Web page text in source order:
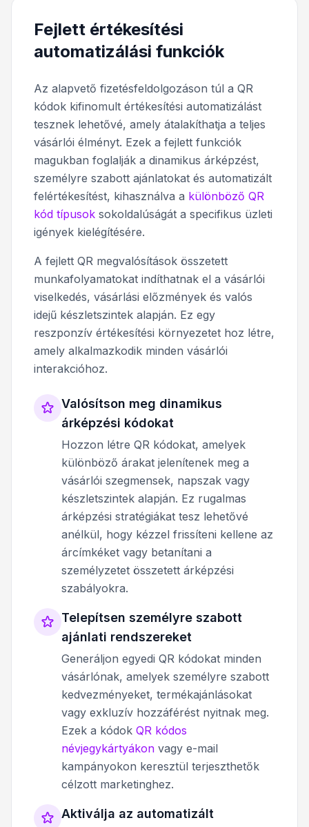
Fejlett értékesítési
automatizálási funkciók
Az alapvető fizetésfeldolgozáson túl a QR
kódok kifinomult értékesítési automatizálást
tesznek lehetővé, amely átalakíthatja a teljes
vásárlói élményt. Ezek a fejlett funkciók
magukban foglalják a dinamikus árképzést,
személyre szabott ajánlatokat és automatizált
felértékesítést, kihasználva a különböző QR
kód típusok sokoldalúságát a specifikus üzleti
igények kielégítésére.
A fejlett QR megvalósítások összetett
munkafolyamatokat indíthatnak el a vásárlói
viselkedés, vásárlási előzmények és valós
idejű készletszintek alapján. Ez egy
reszponzív értékesítési környezetet hoz létre,
amely alkalmazkodik minden vásárlói
interakcióhoz.
Valósítson meg dinamikus
árképzési kódokat
Hozzon létre QR kódokat, amelyek
különböző árakat jelenítenek meg a
vásárlói szegmensek, napszak vagy
készletszintek alapján. Ez rugalmas
árképzési stratégiákat tesz lehetővé
anélkül, hogy kézzel frissíteni kellene az
árcímkéket vagy betanítani a
személyzetet összetett árképzési
szabályokra.
Telepítsen személyre szabott
ajánlati rendszereket
Generáljon egyedi QR kódokat minden
vásárlónak, amelyek személyre szabott
kedvezményeket, termékajánlásokat
vagy exkluzív hozzáférést nyitnak meg.
Ezek a kódok QR kódos
névjegykártyákon vagy e-mail
kampányokon keresztül terjeszthetők
célzott marketinghez.
Aktiválja az automatizált